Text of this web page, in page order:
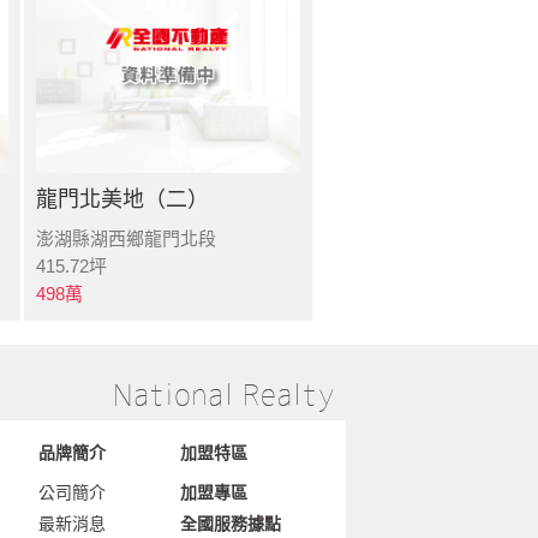
龍門北美地（二）
澎湖縣湖西鄉龍門北段
415.72坪
498萬
品牌簡介
公司簡介
最新消息
加盟特區
加盟專區
全國服務據點